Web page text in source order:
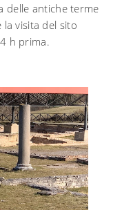
delle antiche terme
visita del sito
h prima.